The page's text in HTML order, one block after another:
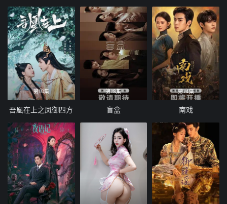
第10集
吾凰在上之凤御四方
第13集
盲盒
第14集
南戏